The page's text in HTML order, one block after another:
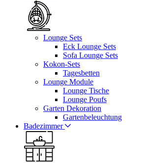
Lounge Sets
Eck Lounge Sets
Sofa Lounge Sets
Kokon-Sets
Tagesbetten
Lounge Module
Lounge Tische
Lounge Poufs
Garten Dekoration
Gartenbeleuchtung
Badezimmer